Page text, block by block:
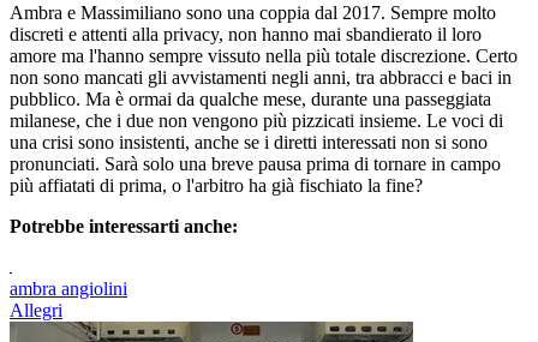
Ambra e Massimiliano sono una coppia dal 2017. Sempre molto
discreti e attenti alla privacy, non hanno mai sbandierato il loro
amore ma l'hanno sempre vissuto nella più totale discrezione. Certo
non sono mancati gli avvistamenti negli anni, tra abbracci e baci in
pubblico. Ma è ormai da qualche mese, durante una passeggiata
milanese, che i due non vengono più pizzicati insieme. Le voci di
una crisi sono insistenti, anche se i diretti interessati non si sono
pronunciati. Sarà solo una breve pausa prima di tornare in campo
più affiatati di prima, o l'arbitro ha già fischiato la fine?
Potrebbe interessarti anche:
ambra angiolini
Allegri